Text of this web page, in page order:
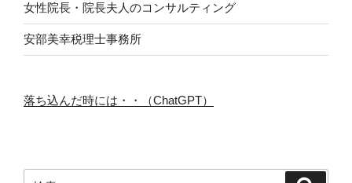
女性院長・院長夫人のコンサルティング
安部美幸税理士事務所
落ち込んだ時には・・（ChatGPT）